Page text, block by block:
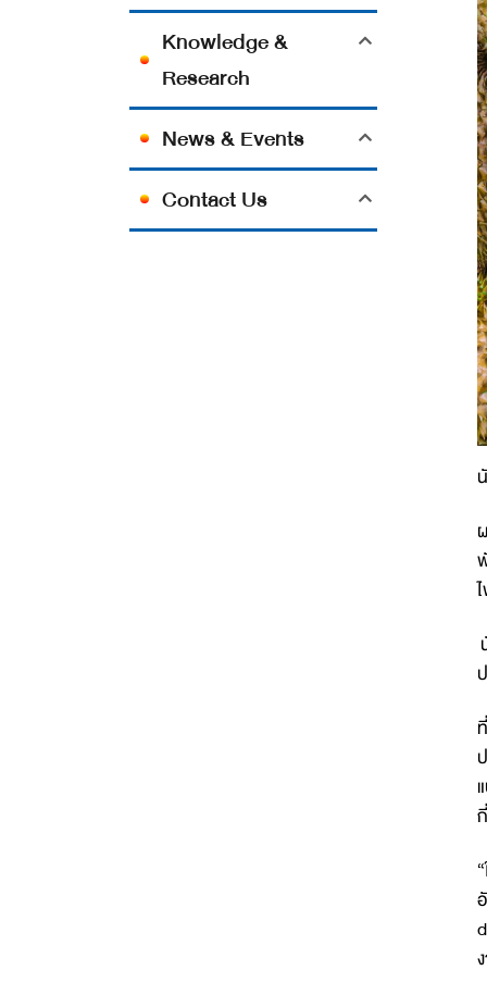
Knowledge &
Research
News & Events
Contact Us